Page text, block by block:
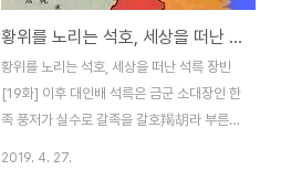
야를 돌린다. 동진 환온의 북벌 당시 전연은
전진에게 땅을 떼어주는 조건으로 구원을 청
했었다. 호뢰 이서의 땅, 그 땅을 받지 못한 상
태였다. 부견은 악덕 채무자에게 원금과 이자
를 꼭 받아내려 했다...
황위를 노리는 석호, 세상을 떠난 석륵 장빈과 후조 황제 [19화]
황위를 노리는 석호, 세상을 떠난 석륵 장빈
[19화] 이후 대인배 석륵은 금군 소대장인 한
족 풍저가 실수로 갈족을 갈호羯胡라 부른
2019. 4. 27.